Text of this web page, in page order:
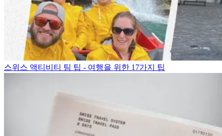
스위스 액티비티 팀 팁 - 여행을 위한 17가지 팁